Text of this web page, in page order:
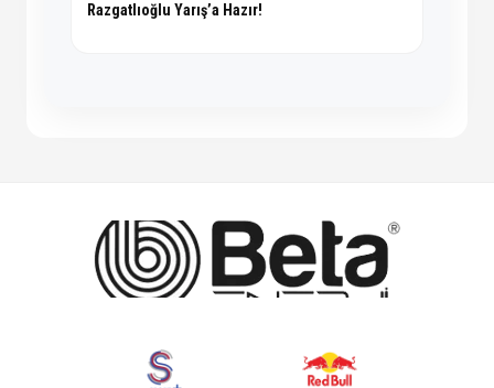
Razgatlıoğlu Yarış’a Hazır!